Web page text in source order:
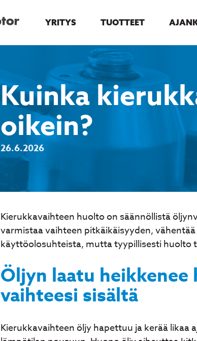
YRITYS TUOTTEET
Kuinka
oikein?
26.6.2026
Kierukkavaihteen huolto on säännöllistä
varmistaa vaihteen pitkäikäisyyden,
käyttöolosuhteista, mutta tyypillisesti huolto
Öljyn laatu
vaihteesi sisältä
Kierukkavaihteen öljy hapettuu ja kerää